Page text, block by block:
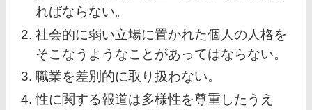
ればならない。
社会的に弱い立場に置かれた個人の人格を
そこなうようなことがあってはならない。
職業を差別的に取り扱わない。
性に関する報道は多様性を尊重したうえ